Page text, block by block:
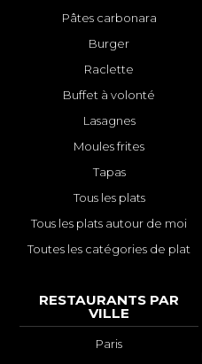
Pâtes carbonara
Burger
Raclette
Buffet à volonté
Lasagnes
Moules frites
Tapas
Tous les plats
Tous les plats autour de moi
Toutes les catégories de plat
RESTAURANTS PAR
VILLE
Paris